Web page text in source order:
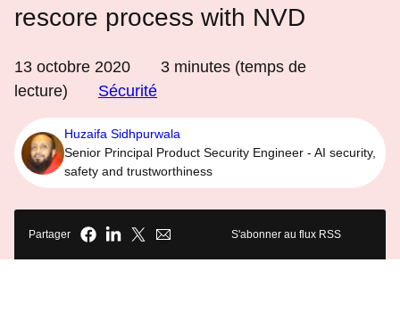
rescore process with NVD
13 octobre 2020 3 minutes (temps de
lecture)
Sécurité
Huzaifa Sidhpurwala
Senior Principal Product Security Engineer - AI security,
safety and trustworthiness
Partager S'abonner au flux RSS